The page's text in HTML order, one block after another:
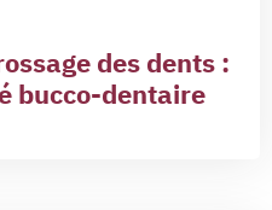
des dents :
bucco-dentaire